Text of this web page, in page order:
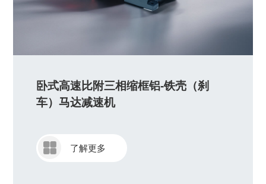
卧式高速比附三相缩框铝-铁壳（刹
车）马达减速机
了解更多